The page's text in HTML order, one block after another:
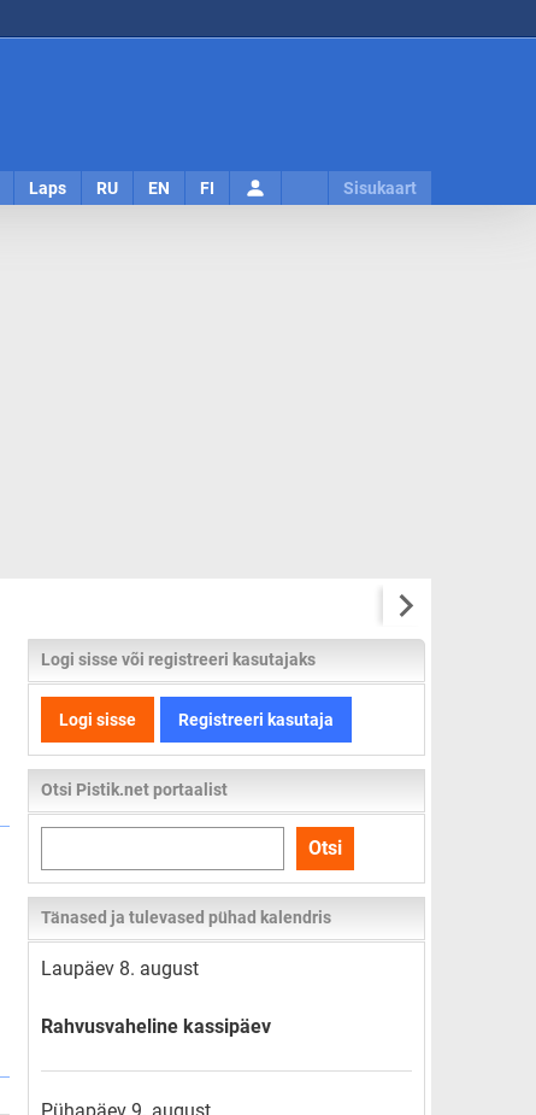
Laps RU EN FI Sisukaart
Logi sisse või registreeri kasutajaks
Logi sisse Registreeri kasutaja
Otsi Pistik.net portaalist
kogu
lehelt
Otsi
Tänased ja tulevased pühad kalendris
Laupäev 8. august
Rahvusvaheline kassipäev